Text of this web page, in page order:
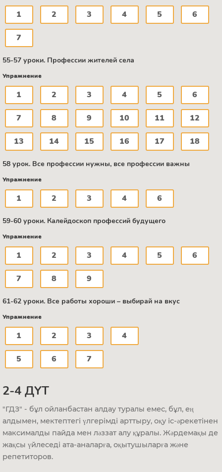
1 2 3 4 5 6
7
55-57 уроки. Профессии жителей села
Упражнение
1 2 3 4 5 6
7 8 9 10 11 12
13 14 15 16 17 18
58 урок. Все профессии нужны, все профессии важны
Упражнение
1 2 3 4 6
59-60 уроки. Калейдоскоп профессий будущего
Упражнение
1 2 3 4 5 6
7 8 9
61-62 уроки. Все работы хороши – выбирай на вкус
Упражнение
1 2 3 4
5 6 7
2-4 ДҮТ
"ГДЗ" - бұл ойланбастан алдау туралы емес, бұл, ең
алдымен, мектептегі үлгерімді арттыру, оқу іс-әрекетінен
максималды пайда мен ләззат алу құралы. Жәрдемақы де
жақсы үйлеседі ата-аналарға, оқытушыларға және
репетиторов.